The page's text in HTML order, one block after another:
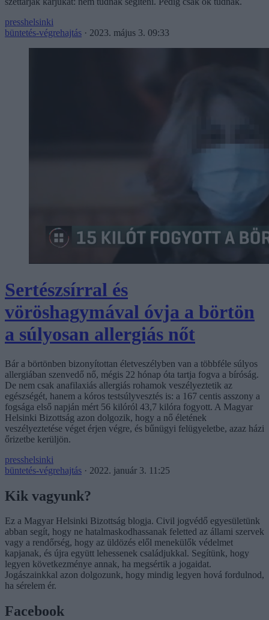
presshelsinki
büntetés-végrehajtás · 2023. május 3. 09:33
Sertészsírral és
vöröshagymával óvja a börtön
a súlyosan allergiás nőt
Bár a börtönben bizonyítottan életveszélyben van a többféle súlyos
allergiában szenvedő nő, mégis 22 hónap óta tartja fogva a bíróság.
De nem csak anafilaxiás allergiás rohamok veszélyeztetik az
egészségét, hanem a kóros testsúlyvesztés is: a 167 centis asszony a
fogsága első napján mért 56 kilóról 43,7 kilóra fogyott. A Magyar
Helsinki Bizottság azon dolgozik, hogy a nő életének
veszélyeztetése véget érjen végre, és bűnügyi felügyeletbe, azaz házi
őrizetbe kerüljön.
presshelsinki
büntetés-végrehajtás · 2022. január 3. 11:25
Kik vagyunk?
Ez a Magyar Helsinki Bizottság blogja. Civil jogvédő egyesületünk
abban segít, hogy ne hatalmaskodhassanak feletted az állami szervek
vagy a rendőrség, hogy az üldözés elől menekülők védelmet
kapjanak, és újra együtt lehessenek családjukkal. Segítünk, hogy
legyen következménye annak, ha megsértik a jogaidat.
Jogászainkkal azon dolgozunk, hogy mindig legyen hová fordulnod,
ha sérelem ér.
Facebook